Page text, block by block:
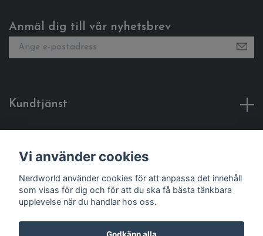
Anmäl dig till vår nyhetsbrev
Kundtjänst
Sociala medier
Vi använder cookies
Nerdworld använder cookies för att anpassa det innehåll
som visas för dig och för att du ska få bästa tänkbara
upplevelse när du handlar hos oss.
Godkänn alla